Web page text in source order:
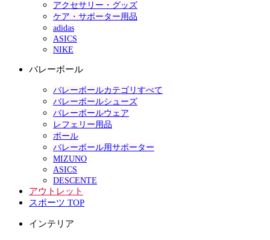
アクセサリー・グッズ
ケア・サポーター用品
adidas
ASICS
NIKE
バレーボール
バレーボールカテゴリすべて
バレーボールシューズ
バレーボールウェア
レフェリー用品
ボール
バレーボール用サポーター
MIZUNO
ASICS
DESCENTE
アウトレット
スポーツ TOP
インテリア